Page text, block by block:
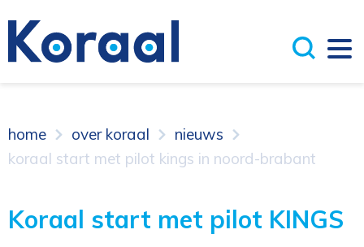
home over koraal
nieuws
koraal start met pilot kings in noord-brabant
Koraal start met pilot KINGS